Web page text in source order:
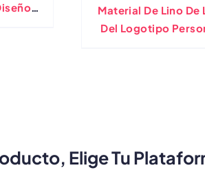
Material De Lino De
Del Logotipo
Elige Tu